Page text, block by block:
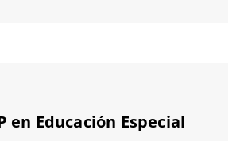
en Educación Especial